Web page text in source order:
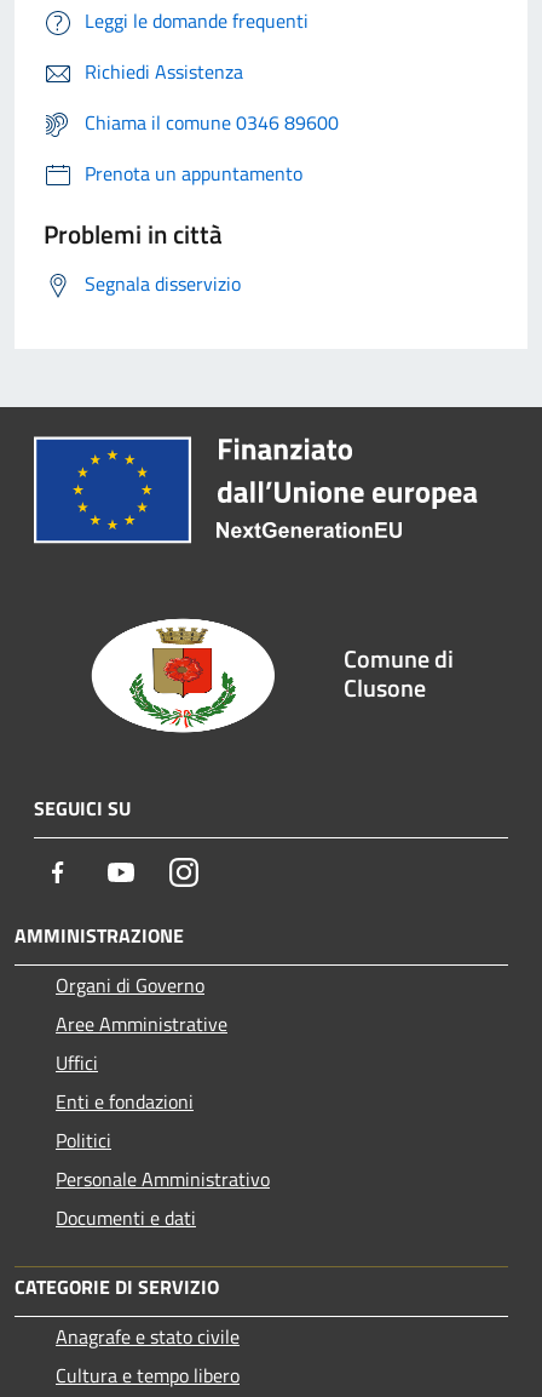
Leggi le domande frequenti
Richiedi Assistenza
Chiama il comune 0346 89600
Prenota un appuntamento
Problemi in città
Segnala disservizio
Comune di
Clusone
SEGUICI SU
Facebook YoutubeInstagram
AMMINISTRAZIONE
Organi di Governo
Aree Amministrative
Uffici
Enti e fondazioni
Politici
Personale Amministrativo
Documenti e dati
CATEGORIE DI SERVIZIO
Anagrafe e stato civile
Cultura e tempo libero